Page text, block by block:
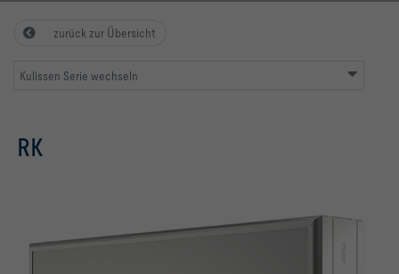
Home
zurück zur Übersicht
Kulissen Serie wechseln
RK